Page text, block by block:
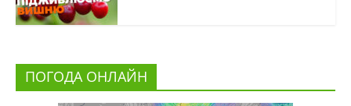
ПОГОДА ОНЛАЙН